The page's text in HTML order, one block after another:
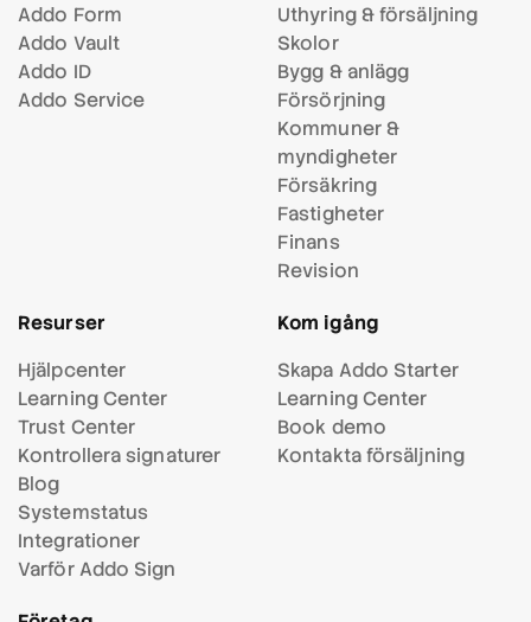
Addo Form
Addo Vault
Addo ID
Addo Service
Uthyring & försäljning
Skolor
Bygg & anlägg
Försörjning
Kommuner &
myndigheter
Försäkring
Fastigheter
Finans
Revision
Resurser
Hjälpcenter
Learning Center
Trust Center
Kontrollera signaturer
Blog
Systemstatus
Integrationer
Varför Addo Sign
Kom igång
Skapa Addo Starter
Learning Center
Book demo
Kontakta försäljning